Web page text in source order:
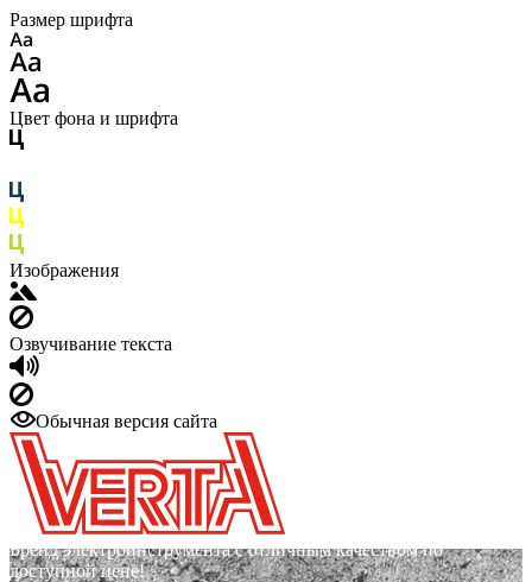
Размер шрифта
Цвет фона и шрифта
Изображения
Озвучивание текста
Обычная версия сайта
Бренд электроинструмента с отличным качеством по
доступной цене!